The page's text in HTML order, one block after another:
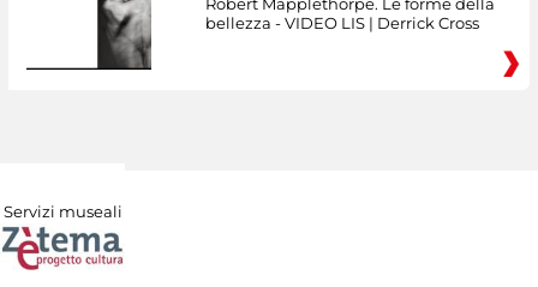
Robert Mapplethorpe. Le forme della
bellezza - VIDEO LIS | Derrick Cross
Servizi museali